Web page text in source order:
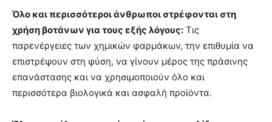
Όλο και περισσότεροι άνθρωποι στρέφονται στη
χρήση βοτάνων για τους εξής λόγους: Τις
παρενέργειες των χημικών φαρμάκων, την επιθυμία να
επιστρέψουν στη φύση, να γίνουν μέρος της πράσινης
επανάστασης και να χρησιμοποιούν όλο και
περισσότερα βιολογικά και ασφαλή προϊόντα.